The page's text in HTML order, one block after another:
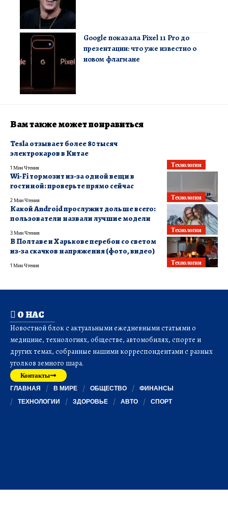
Google показала Pixel 11 Pro до
презентации: что уже известно о
новом флагмане
Вам также может понравиться
Технологии
Tesla отзывает более 80 тысяч
электрокаров в Китае
1 Мин Чтения
Технологии
Wi-Fi тормозит из-за одной вещи в
гостиной: проверьте прямо сейчас
2 Мин Чтения
Технологии
Какой Android прослужит дольше всего:
пользователи назвали лучшие модели
3 Мин Чтения
Технологии
В Полтаве и Харькове перебои со светом
из-за скачков напряжения (фото, видео)
1 Мин Чтения
О НАС
Новостной блок с актуальными ежедневными статьями о
медицине, технологиях, обществе, автомобилях, спорте и
других темах, собранные нашими корреспондентами с разных
уголков земного шара.
Контакты
ГЛАВНАЯ В МИРЕ ОБЩЕСТВО
ФИНАНСЫ
ТЕХНОЛОГИИ
ЗДОРОВЬЕ АВТО СПОРТ